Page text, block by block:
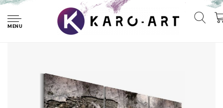
MENU
Afbeelding op kurk - Opalescent Map , Wereldkaart, Grijs,
3luik